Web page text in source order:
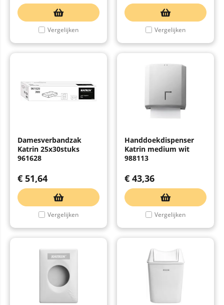
Vergelijken Vergelijken
Damesverbandzak
Katrin 25x30stuks
961628
€ 51,64
Vergelijken
Handdoekdispenser
Katrin medium wit
988113
€ 43,36
Vergelijken